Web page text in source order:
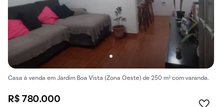
Casa à venda em Jardim Boa Vista (Zona Oeste) de 250 m² com varanda.
R$ 780.000